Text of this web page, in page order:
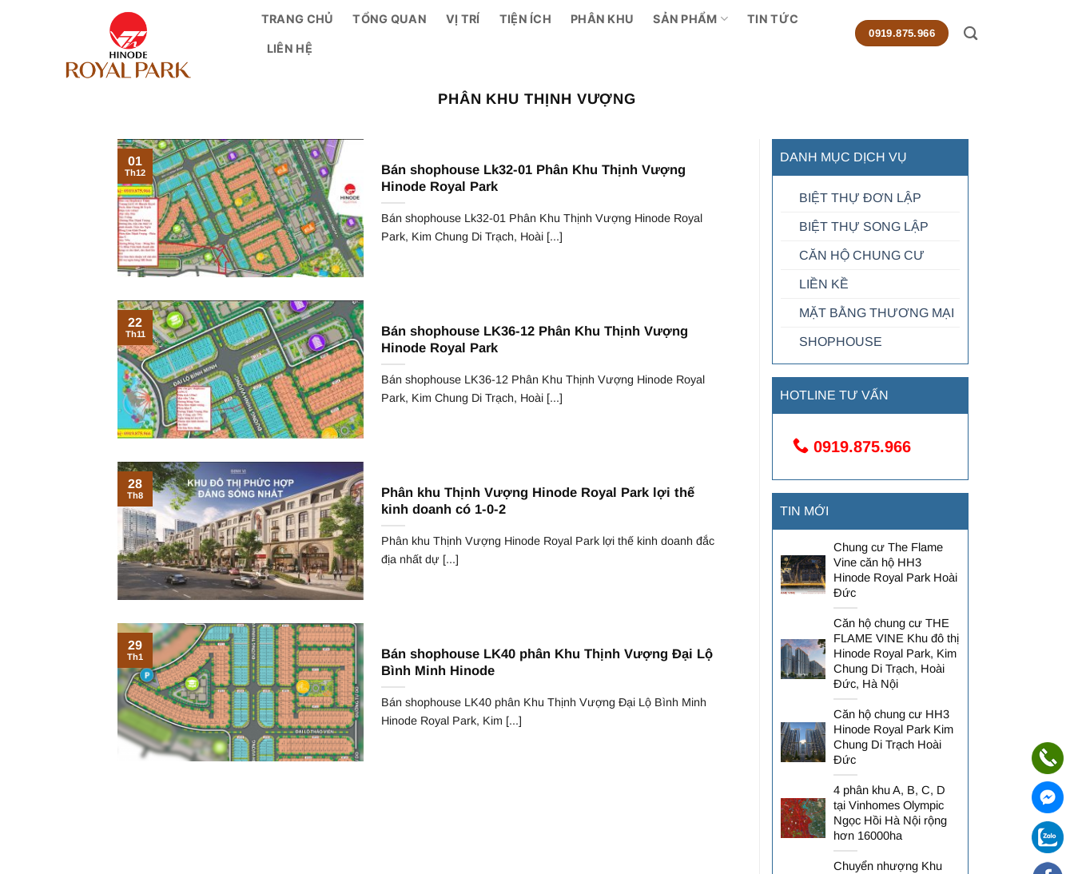
TRANG CHỦ TỔNG QUAN VỊ TRÍ TIỆN ÍCH PHÂN KHU SẢN PHẨM TIN TỨC
LIÊN HỆ
0919.875.966
PHÂN KHU THỊNH VƯỢNG
Bán shophouse Lk32-01 Phân Khu Thịnh Vượng
Hinode Royal Park
Bán shophouse Lk32-01 Phân Khu Thịnh Vượng Hinode Royal
Park, Kim Chung Di Trạch, Hoài [...]
01
Th12
Bán shophouse LK36-12 Phân Khu Thịnh Vượng
Hinode Royal Park
Bán shophouse LK36-12 Phân Khu Thịnh Vượng Hinode Royal
Park, Kim Chung Di Trạch, Hoài [...]
22
Th11
Phân khu Thịnh Vượng Hinode Royal Park lợi thế
kinh doanh có 1-0-2
Phân khu Thịnh Vượng Hinode Royal Park lợi thế kinh doanh đắc
địa nhất dự [...]
28
Th8
Bán shophouse LK40 phân Khu Thịnh Vượng Đại Lộ
Bình Minh Hinode
Bán shophouse LK40 phân Khu Thịnh Vượng Đại Lộ Bình Minh
Hinode Royal Park, Kim [...]
29
Th1
DANH MỤC DỊCH VỤ
BIỆT THỰ ĐƠN LẬP
BIỆT THỰ SONG LẬP
CĂN HỘ CHUNG CƯ
LIỀN KỀ
MẶT BẰNG THƯƠNG MẠI
SHOPHOUSE
HOTLINE TƯ VẤN
0919.875.966
TIN MỚI
Chung cư The Flame
Vine căn hộ HH3
Hinode Royal Park Hoài
Đức
Căn hộ chung cư THE
FLAME VINE Khu đô thị
Hinode Royal Park, Kim
Chung Di Trạch, Hoài
Đức, Hà Nội
Căn hộ chung cư HH3
Hinode Royal Park Kim
Chung Di Trạch Hoài
Đức
4 phân khu A, B, C, D
tại Vinhomes Olympic
Ngọc Hồi Hà Nội rộng
hơn 16000ha
Chuyển nhượng Khu